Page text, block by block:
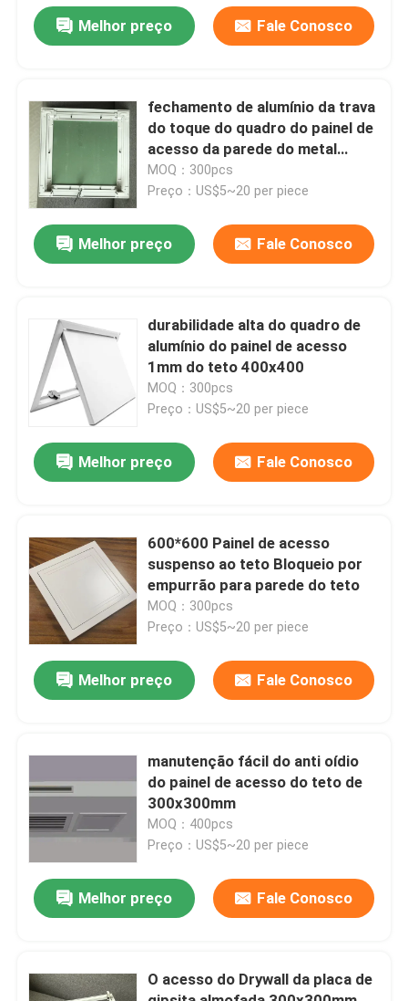
Lar
Vídeos
Sobre Nós
Visita à fábrica
Controle de Qualidade
Contacte-nos
Notícias
Solicite uma cotação
Melhor preço Fale Conosco
fechamento de alumínio da trava
do toque do quadro do painel de
acesso da parede do metal
600x600
MOQ：300pcs
Preço：US$5~20 per piece
Melhor preço Fale Conosco
durabilidade alta do quadro de
alumínio do painel de acesso
1mm do teto 400x400
MOQ：300pcs
Preço：US$5~20 per piece
Melhor preço Fale Conosco
600*600 Painel de acesso
suspenso ao teto Bloqueio por
empurrão para parede do teto
MOQ：300pcs
Preço：US$5~20 per piece
Melhor preço Fale Conosco
manutenção fácil do anti oídio
do painel de acesso do teto de
300x300mm
MOQ：400pcs
Preço：US$5~20 per piece
Melhor preço Fale Conosco
O acesso do Drywall da placa de